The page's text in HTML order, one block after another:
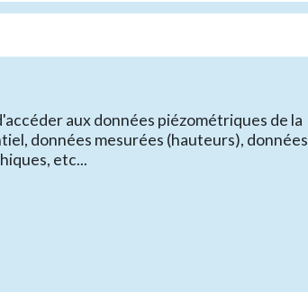
aux données piézométriques de la
données mesurées (hauteurs), données
etc...